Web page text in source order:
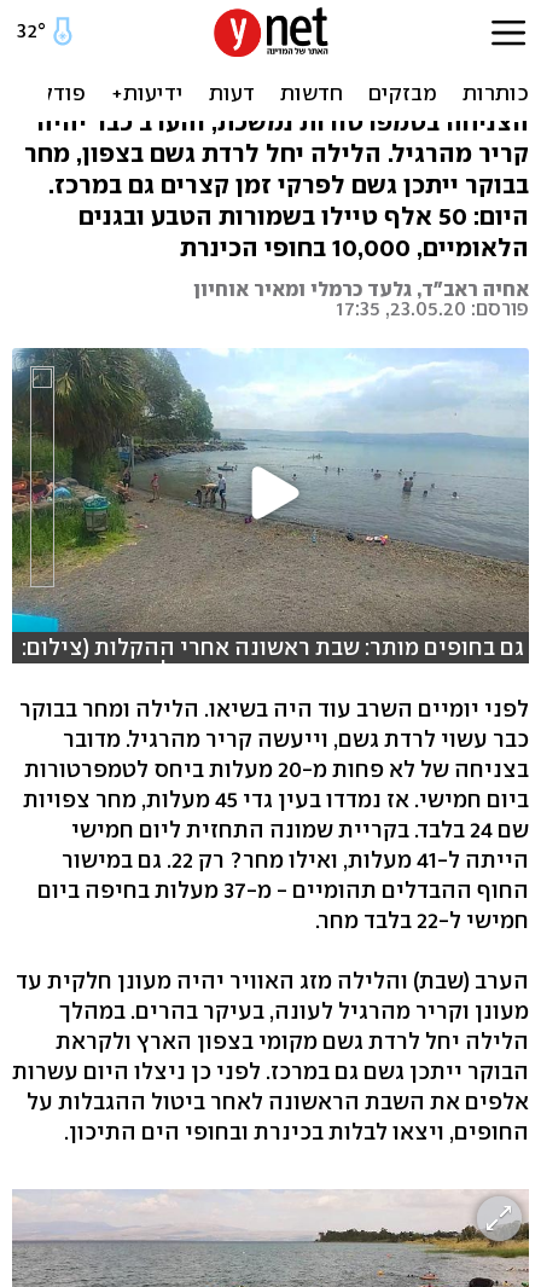
ירידה של 20 מעלות ב-3 ימים:
הלילה הגשם חוזר
הצניחה בטמפרטורות נמשכת, והערב כבר יהיה
קריר מהרגיל. הלילה יחל לרדת גשם בצפון, מחר
בבוקר ייתכן גשם לפרקי זמן קצרים גם במרכז.
היום: 50 אלף טיילו בשמורות הטבע ובגנים
הלאומיים, 10,000 בחופי הכינרת
אחיה ראב"ד, גלעד כרמלי ומאיר אוחיון
פורסם: 23.05.20, 17:35
גם בחופים מותר: שבת ראשונה אחרי ההקלות (צילום:
שבתאי שתייה רשות הכינרת, שגיא קליין הערבה
לפני יומיים השרב עוד היה בשיאו. הלילה ומחר בבוקר
כבר עשוי לרדת גשם, וייעשה קריר מהרגיל. מדובר
בצניחה של לא פחות מ-20 מעלות ביחס לטמפרטורות
ביום חמישי. אז נמדדו בעין גדי 45 מעלות, מחר צפויות
שם 24 בלבד. בקריית שמונה התחזית ליום חמישי
הייתה ל-41 מעלות, ואילו מחר? רק 22. גם במישור
החוף ההבדלים תהומיים - מ-37 מעלות בחיפה ביום
חמישי ל-22 בלבד מחר.
הערב (שבת) והלילה מזג האוויר יהיה מעונן חלקית עד
מעונן וקריר מהרגיל לעונה, בעיקר בהרים. במהלך
הלילה יחל לרדת גשם מקומי בצפון הארץ ולקראת
הבוקר ייתכן גשם גם במרכז. לפני כן ניצלו היום עשרות
אלפים את השבת הראשונה לאחר ביטול ההגבלות על
החופים, ויצאו לבלות בכינרת ובחופי הים התיכון.